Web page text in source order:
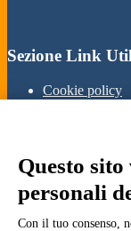
Sezione Link
Cookie policy
Ufficio
Obiettivi di
Whistleblowing
Gestione
Questo
personali
Con il tuo consenso,